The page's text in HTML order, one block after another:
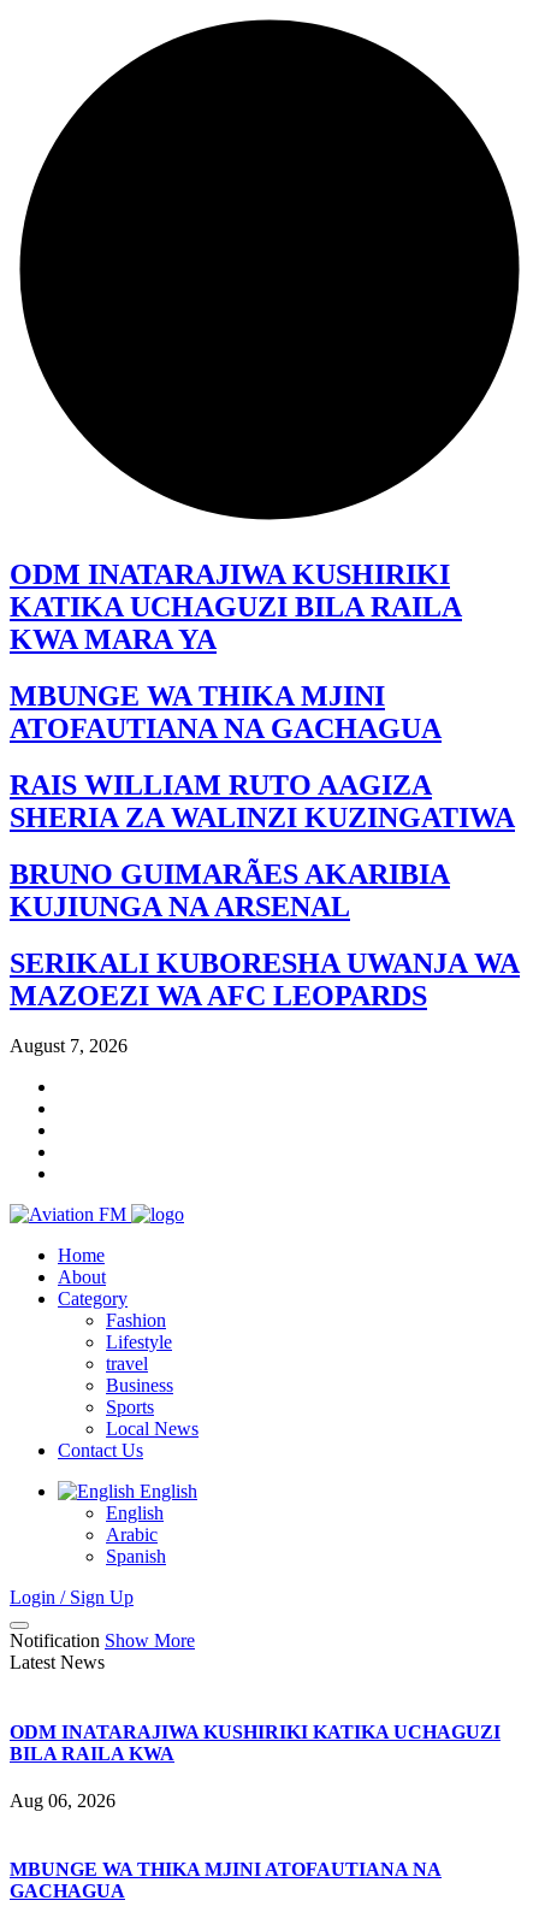
ODM INATARAJIWA KUSHIRIKI
KATIKA UCHAGUZI BILA RAILA
KWA MARA YA
MBUNGE WA THIKA MJINI
ATOFAUTIANA NA GACHAGUA
RAIS WILLIAM RUTO AAGIZA
SHERIA ZA WALINZI KUZINGATIWA
BRUNO GUIMARÃES AKARIBIA
KUJIUNGA NA ARSENAL
SERIKALI KUBORESHA UWANJA WA
MAZOEZI WA AFC LEOPARDS
August 7, 2026
Home
About
Category
Fashion
Lifestyle
travel
Business
Sports
Local News
Contact Us
English
English
Arabic
Spanish
Login / Sign Up
Notification Show More
Latest News
ODM INATARAJIWA KUSHIRIKI KATIKA UCHAGUZI
BILA RAILA KWA
Aug 06, 2026
MBUNGE WA THIKA MJINI ATOFAUTIANA NA
GACHAGUA